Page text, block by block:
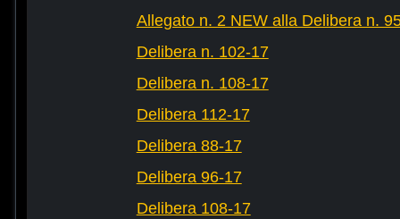
Allegato n. 2 NEW alla Delibera n.
Delibera n. 102-17
Delibera n. 108-17
Delibera 112-17
Delibera 88-17
Delibera 96-17
Delibera 108-17